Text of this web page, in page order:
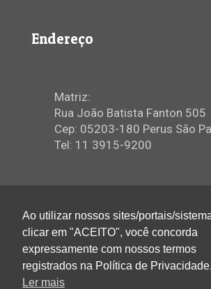
Endereço
Matriz:
Rua João Batista Fanton 505
Cep: 05203-180 Perus São
Tel: 11 3915-9200
2022 © Igreja Assembleia de
Ao utilizar nossos sites/portais/
clicar em "ACEITO", você concorda
expressamente com nossos termos
registrados na Política de Privacidade.
Ler mais